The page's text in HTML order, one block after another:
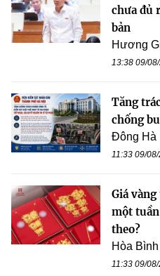
chưa đủ
bản
Hương
13:38 09/
Tăng
chống
Đông Hà
11:33 09/
Giá
một
theo?
Hòa Bình
11:33 09/